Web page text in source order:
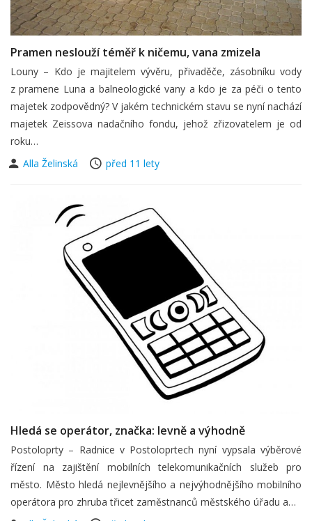
Pramen neslouží téměř k ničemu, vana zmizela
Louny – Kdo je majitelem vývěru, přivaděče, zásobníku vody
z pramene Luna a balneologické vany a kdo je za péči o tento
majetek zodpovědný? V jakém technickém stavu se nyní nachází
majetek Zeissova nadačního fondu, jehož zřizovatelem je od
roku…
Alla Želinská
před 11 lety
Hledá se operátor, značka: levně a výhodně
Postoloprty – Radnice v Postoloprtech nyní vypsala výběrové
řízení na zajištění mobilních telekomunikačních služeb pro
město. Město hledá nejlevnějšího a nejvýhodnějšího mobilního
operátora pro zhruba třicet zaměstnanců městského úřadu a…